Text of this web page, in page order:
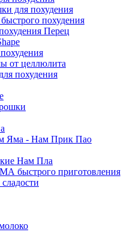
для похудения
похудения
Перец
от целлюлита
похудения
Яма - Нам Прик Пао
Нам Пла
быстрого приготовления